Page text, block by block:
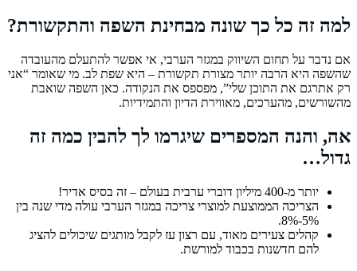
למה זה כל כך שונה מבחינת השפה והתקשורת?
אם נדבר על תחום השיווק במגזר הערבי, אי אפשר להתעלם מהעובדה
שהשפה היא הרבה יותר מצורת תקשורת – היא שפת לב. מי שאומר “אני
רק אתרגם את התוכן שלי”, מפספס את הנקודה. כאן השפה שואבת
מהשורשים, מהערכים, מאווירת הדיון והתמידיות.
אה, והנה המספרים שיגרמו לך להבין כמה זה
גדול…
יותר מ-400 מיליון דוברי ערבית בעולם – זה בסיס אדיר!
הצריכה הממוצעת למוצרי צריכה במגזר הערבי עולה מדי שנה בין
5%-8%.
קהלים צעירים מאוד, עם רצון עז לקבל מותגים שיכולים להציג
להם חדשנות בכבוד למורשת.